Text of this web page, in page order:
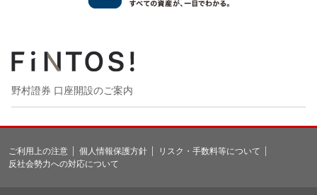
野村證券 口座開設のご案内
ご利用上の注意 個人情報保護方針
リスク・手数料等について
反社会勢力への対応について